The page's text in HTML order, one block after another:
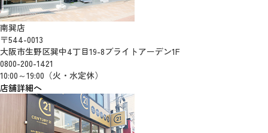
南巽店
〒544-0013
大阪市生野区巽中4丁目19-8ブライトアーデン1F
0800-200-1421
10:00～19:00（火・水定休）
店舗詳細へ